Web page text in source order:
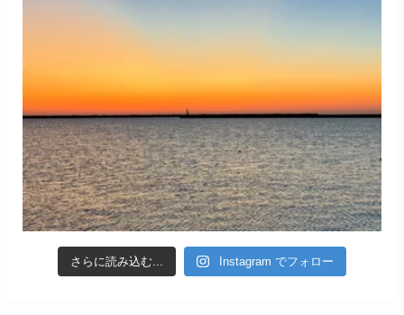
さらに読み込む... Instagram でフォロー